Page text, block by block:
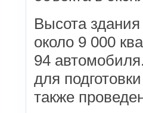
Высота
около 9 000
94
для
также